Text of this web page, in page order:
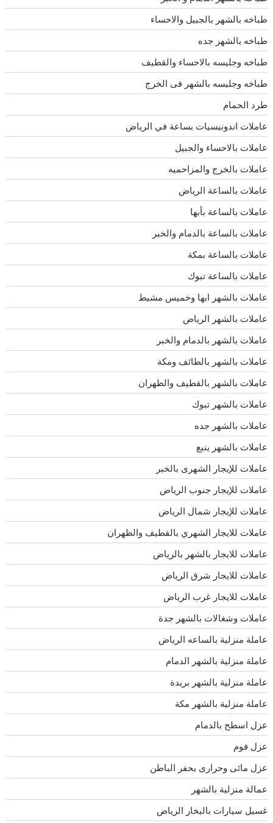
طباخه بالشهر بالجبيل والاحساء
طباخه بالشهر جده
طباخه وجليسه بالاحساء والقطيف
طباخه وجليسه بالشهر فى الخرج
طرد الحمام
عاملات اندونيسيات بساعة في الرياض
عاملات بالاحساء والجبيل
عاملات بالخرج والمزاحميه
عاملات بالساعة الرياض
عاملات بالساعة بأبها
عاملات بالساعة بالدمام والخبر
عاملات بالساعة بمكة
عاملات بالساعة تبوك
عاملات بالشهر ابها وخميس مشيط
عاملات بالشهر الرياض
عاملات بالشهر بالدمام والخبر
عاملات بالشهر بالطائف ومكة
عاملات بالشهر بالقطيف والظهران
عاملات بالشهر تبوك
عاملات بالشهر جده
عاملات بالشهر ينبع
عاملات للإيجار الشهرى بالخبر
عاملات للإيجار جنوب الرياض
عاملات للإيجار شمال الرياض
عاملات للايجار الشهري بالقطيف والظهران
عاملات للايجار بالشهر بالرياض
عاملات للايجار شرق الرياض
عاملات للايجار غرب الرياض
عاملات وشغالات بالشهر جدة
عاملة منزلية بالساعه الرياض
عاملة منزلية بالشهر الدمام
عاملة منزلية بالشهر بريدة
عاملة منزلية بالشهر مكة
عزل اسطح بالدمام
عزل فوم
عزل مائى وحرارى بحفر الباطن
عمالة منزلية بالشهر
غسيل سيارات بالبخار الرياض